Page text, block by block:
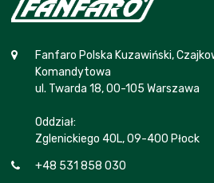
Fanfaro Polska Kuzawiński,
Komandytowa
ul. Twarda 18, 00-105 Warszawa
Oddział:
Zglenickiego 40L, 09-400 Płock
+48 531 858 030